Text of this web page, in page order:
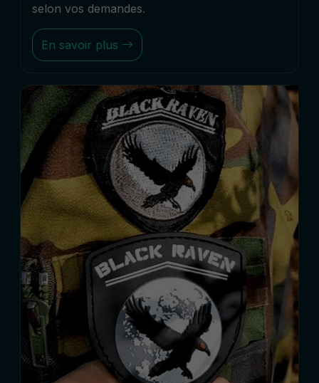
selon vos demandes.
En savoir plus